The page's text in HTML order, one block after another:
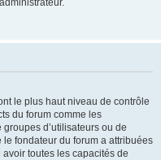
le plus haut niveau de contrôle
du forum comme les
d’utilisateurs ou de
fondateur du forum a attribuées
toutes les capacités de